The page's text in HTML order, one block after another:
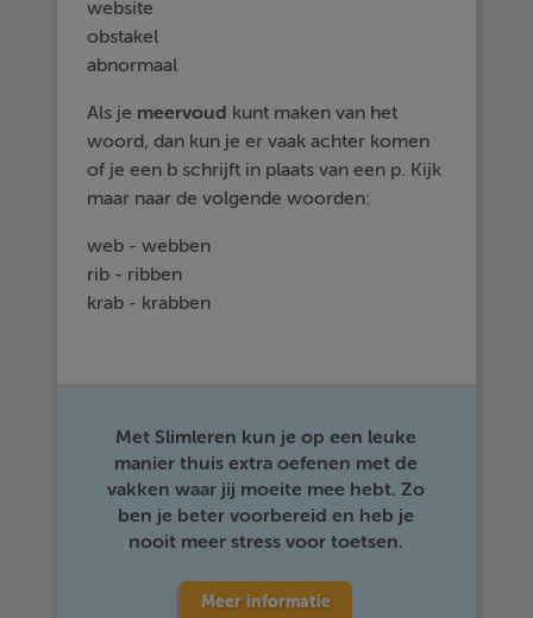
website
obstakel
abnormaal
Als je meervoud kunt maken van het
woord, dan kun je er vaak achter komen
of je een b schrijft in plaats van een p. Kijk
maar naar de volgende woorden:
web - webben
rib - ribben
krab - krabben
Met Slimleren kun je op een leuke
manier thuis extra oefenen met de
vakken waar jij moeite mee hebt. Zo
ben je beter voorbereid en heb je
nooit meer stress voor toetsen.
Meer informatie